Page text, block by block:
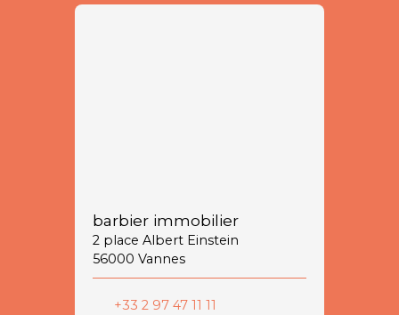
barbier immobilier
2 place Albert Einstein
56000 Vannes
+33 2 97 47 11 11